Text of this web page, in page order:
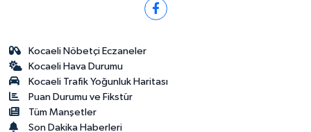
Kocaeli Nöbetçi Eczaneler
Kocaeli Hava Durumu
Kocaeli Trafik Yoğunluk Haritası
Puan Durumu ve Fikstür
Tüm Manşetler
Son Dakika Haberleri